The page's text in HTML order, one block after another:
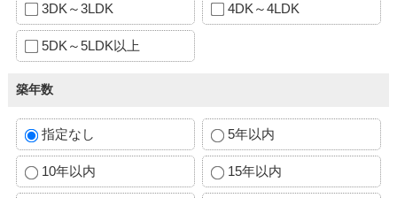
3DK～3LDK 4DK～4LDK
5DK～5LDK以上
築年数
指定なし 5年以内
10年以内 15年以内